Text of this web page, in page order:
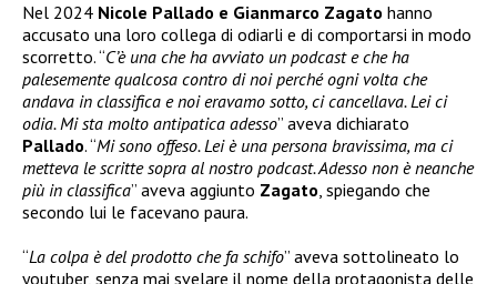
Nel 2024 Nicole Pallado e Gianmarco Zagato hanno
accusato una loro collega di odiarli e di comportarsi in modo
scorretto. “C’è una che ha avviato un podcast e che ha
palesemente qualcosa contro di noi perché ogni volta che
andava in classifica e noi eravamo sotto, ci cancellava. Lei ci
odia. Mi sta molto antipatica adesso” aveva dichiarato
Pallado. “Mi sono offeso. Lei è una persona bravissima, ma ci
metteva le scritte sopra al nostro podcast. Adesso non è neanche
più in classifica” aveva aggiunto Zagato, spiegando che
secondo lui le facevano paura.
“La colpa è del prodotto che fa schifo” aveva sottolineato lo
youtuber, senza mai svelare il nome della protagonista delle